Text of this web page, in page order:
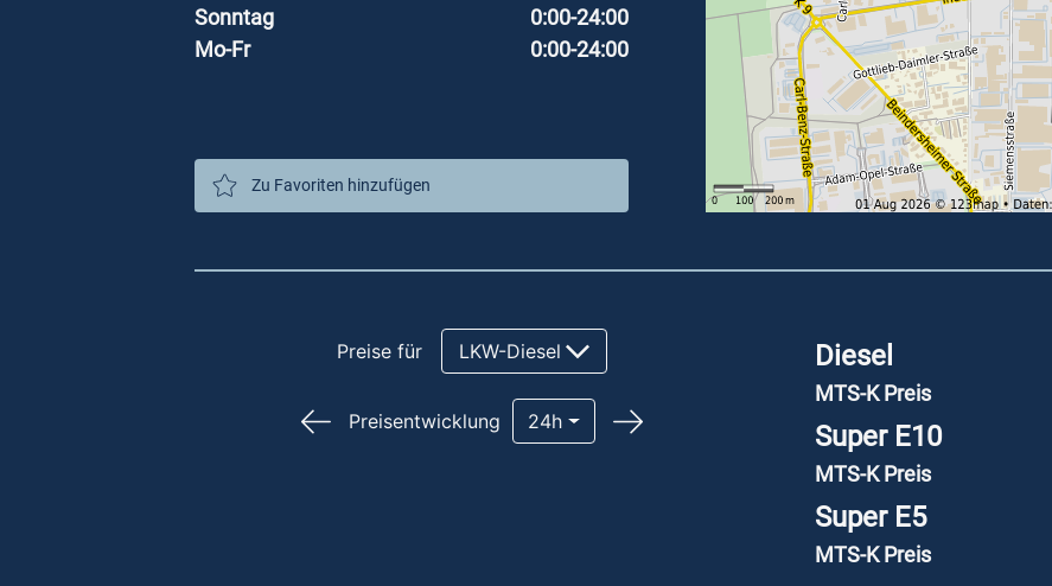
Sonntag
0:00-24:00
Mo-Fr
0:00-24:00
Zu Favoriten hinzufügen
Diesel
MTS-K Preis
Super E10
MTS-K Preis
Super E5
MTS-K Preis
Preise für LKW-Diesel
Preisentwicklung 24h